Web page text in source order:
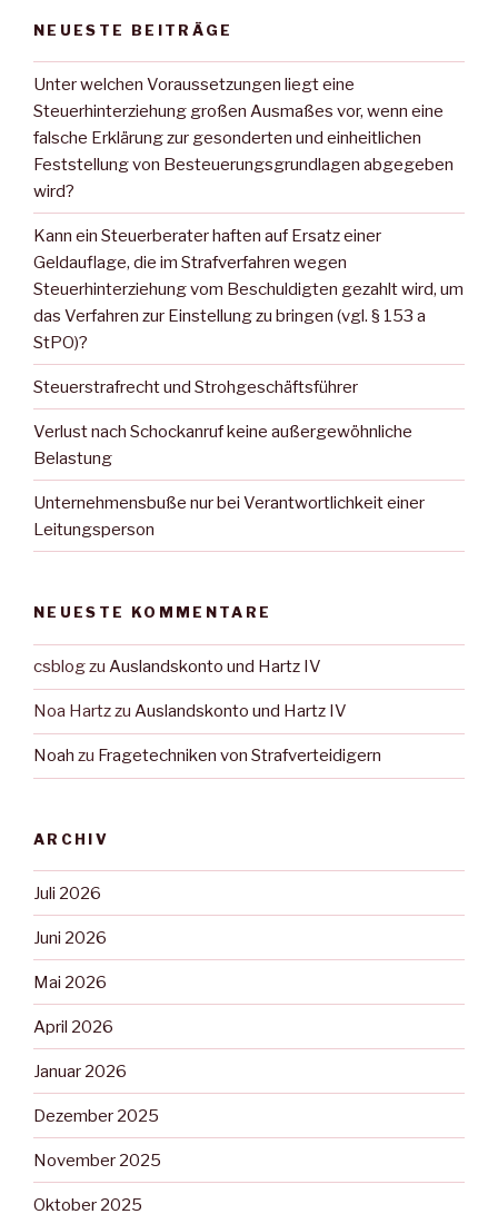
NEUESTE BEITRÄGE
Unter welchen Voraussetzungen liegt eine
Steuerhinterziehung großen Ausmaßes vor, wenn eine
falsche Erklärung zur gesonderten und einheitlichen
Feststellung von Besteuerungsgrundlagen abgegeben
wird?
Kann ein Steuerberater haften auf Ersatz einer
Geldauflage, die im Strafverfahren wegen
Steuerhinterziehung vom Beschuldigten gezahlt wird, um
das Verfahren zur Einstellung zu bringen (vgl. § 153 a
StPO)?
Steuerstrafrecht und Strohgeschäftsführer
Verlust nach Schockanruf keine außergewöhnliche
Belastung
Unternehmensbuße nur bei Verantwortlichkeit einer
Leitungsperson
NEUESTE KOMMENTARE
csblogzu Auslandskonto und Hartz IV
Noa Hartzzu Auslandskonto und Hartz IV
Noah zu Fragetechniken von Strafverteidigern
ARCHIV
Juli 2026
Juni 2026
Mai 2026
April 2026
Januar 2026
Dezember 2025
November 2025
Oktober 2025